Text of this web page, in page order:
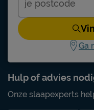
Hulp of advies
Onze slaapexperts
Ga